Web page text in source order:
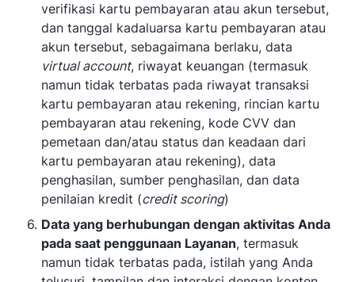
verifikasi kartu pembayaran atau akun tersebut,
dan tanggal kadaluarsa kartu pembayaran atau
akun tersebut, sebagaimana berlaku, data
virtual account, riwayat keuangan (termasuk
namun tidak terbatas pada riwayat transaksi
kartu pembayaran atau rekening, rincian kartu
pembayaran atau rekening, kode CVV dan
pemetaan dan/atau status dan keadaan dari
kartu pembayaran atau rekening), data
penghasilan, sumber penghasilan, dan data
penilaian kredit (credit scoring)
Data yang berhubungan dengan aktivitas Anda
pada saat penggunaan Layanan, termasuk
namun tidak terbatas pada, istilah yang Anda